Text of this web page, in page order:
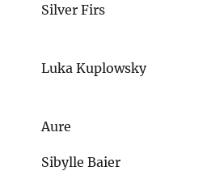
Silver Firs
Luka Kuplowsky
Aure
Sibylle Baier